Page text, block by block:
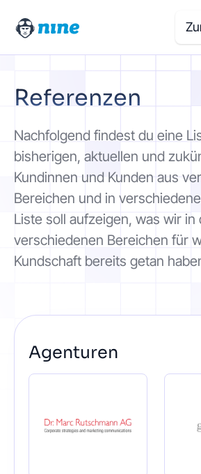
Search
for:
Produkte
Blog
Case Studies
Über uns
Referenzen
Nachfolgend findest du eine
bisherigen, aktuellen und
Kundinnen und Kunden aus
Bereichen und in
Liste soll aufzeigen, was wir in
verschiedenen Bereichen für
Kundschaft bereits getan
Agenturen